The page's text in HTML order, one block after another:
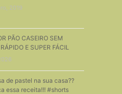
2019
PÃO CASEIRO SEM
E SUPER FÁCIL
de pastel na sua casa??
essa receita!!! #shorts